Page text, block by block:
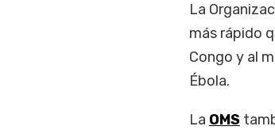
La
más rápido
Congo y al
Ébola.
La OMS